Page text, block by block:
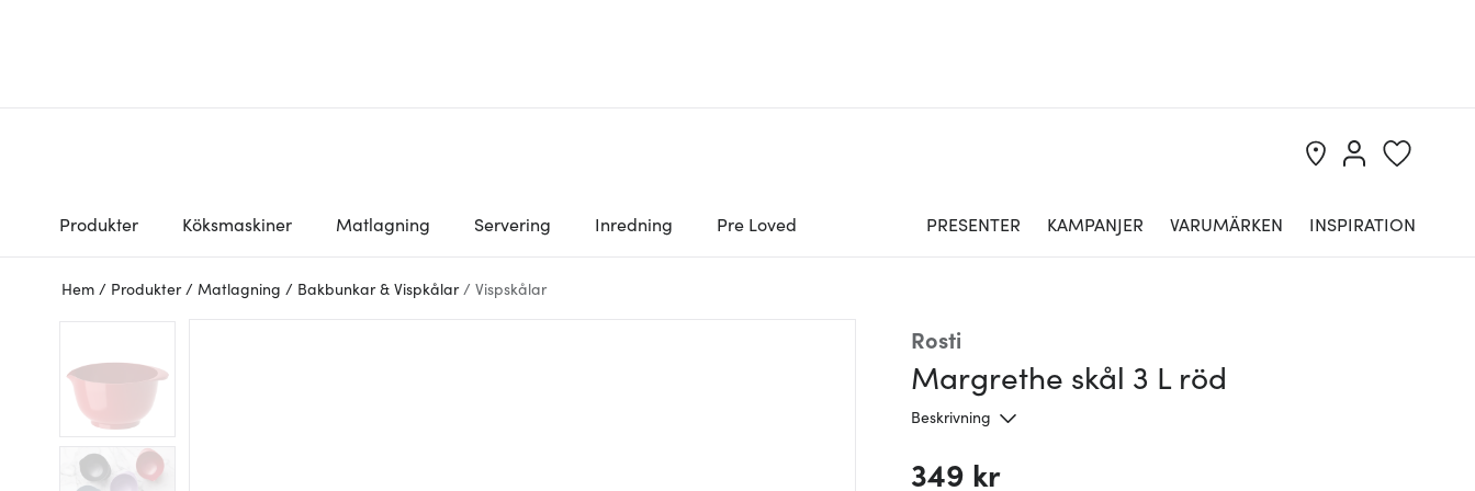
Produkter Köksmaskiner Matlagning Servering Inredning Pre Loved PRESENTER KAMPANJER VARUMÄRKEN INSPIRATION
Hem / Produkter / Matlagning / Bakbunkar & Vispkålar / Vispskålar
Rosti
Margrethe skål 3 L röd
Beskrivning
349 kr